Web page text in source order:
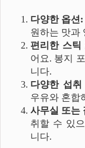
다양한 옵션:
원하는 맛과
편리한 스틱
어요. 봉지
니다.
다양한 섭취
우유와 혼합
사무실 또는
취할 수 있
니다.